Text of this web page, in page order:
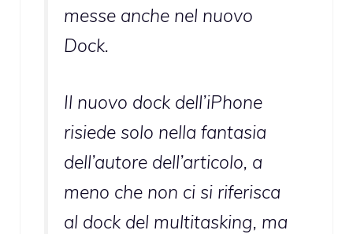
messe anche nel nuovo
Dock.
Il nuovo dock dell’iPhone
risiede solo nella fantasia
dell’autore dell’articolo, a
meno che non ci si riferisca
al dock del multitasking, ma